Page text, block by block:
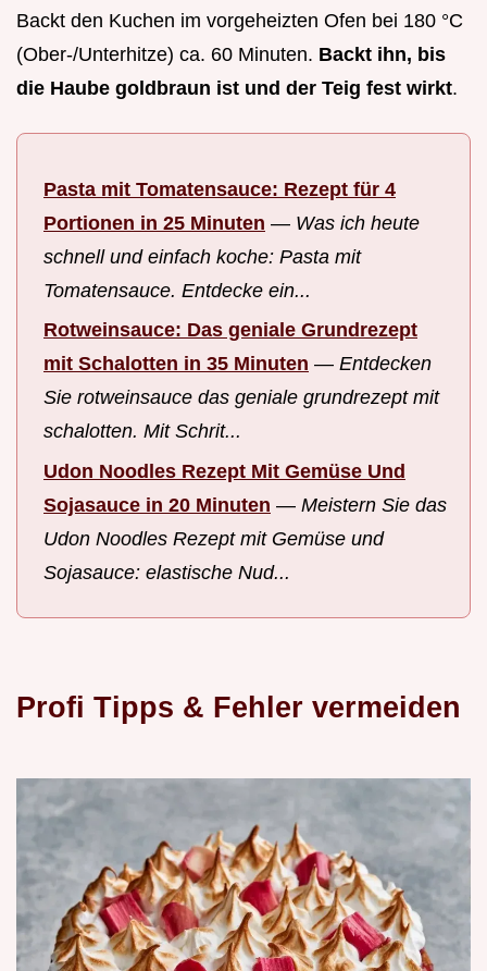
Backt den Kuchen im vorgeheizten Ofen bei 180 °C
(Ober-/Unterhitze) ca. 60 Minuten. Backt ihn, bis
die Haube goldbraun ist und der Teig fest wirkt.
Pasta mit Tomatensauce: Rezept für 4
Portionen in 25 Minuten — Was ich heute
schnell und einfach koche: Pasta mit
Tomatensauce. Entdecke ein...
Rotweinsauce: Das geniale Grundrezept
mit Schalotten in 35 Minuten — Entdecken
Sie rotweinsauce das geniale grundrezept mit
schalotten. Mit Schrit...
Udon Noodles Rezept Mit Gemüse Und
Sojasauce in 20 Minuten — Meistern Sie das
Udon Noodles Rezept mit Gemüse und
Sojasauce: elastische Nud...
Profi Tipps & Fehler vermeiden